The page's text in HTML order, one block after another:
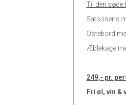
Til den søde
Sæsonens
Ostebord
Æblekage
249,- pr.
Fri øl, vin &